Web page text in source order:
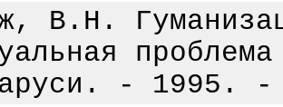
В.Н.
- 1995.